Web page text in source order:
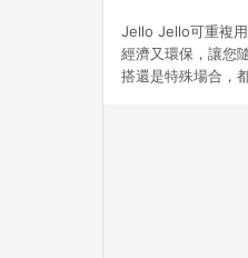
Jello Jello可重複
經濟又環保，讓您
搭還是特殊場合，